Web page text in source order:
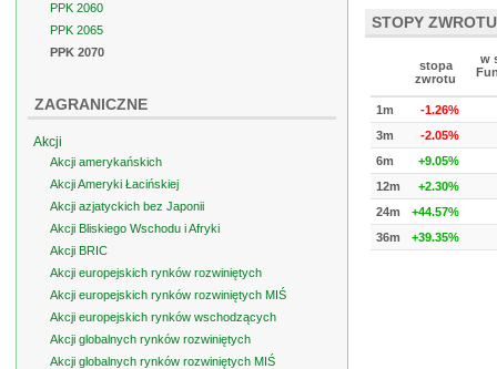
STOPY ZWROTU
stopa
zwrotu
w
1m
-1.26%
3m
-2.05%
6m
+9.05%
12m
+2.30%
24m
+44.57%
36m
+39.35%
PPK 2060
PPK 2065
PPK 2070
ZAGRANICZNE
Akcji
Akcji amerykańskich
Akcji Ameryki Łacińskiej
Akcji azjatyckich bez Japonii
Akcji Bliskiego Wschodu i Afryki
Akcji BRIC
Akcji europejskich rynków rozwiniętych
Akcji europejskich rynków rozwiniętych MIŚ
Akcji europejskich rynków wschodzących
Akcji globalnych rynków rozwiniętych
Akcji globalnych rynków rozwiniętych MIŚ